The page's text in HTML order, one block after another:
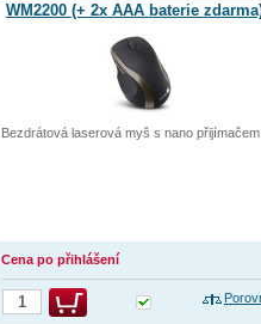
WM2200 (+ 2x AAA baterie
černá
Bezdrátová laserová myš s nano přijímačem
Cena po přihlášení